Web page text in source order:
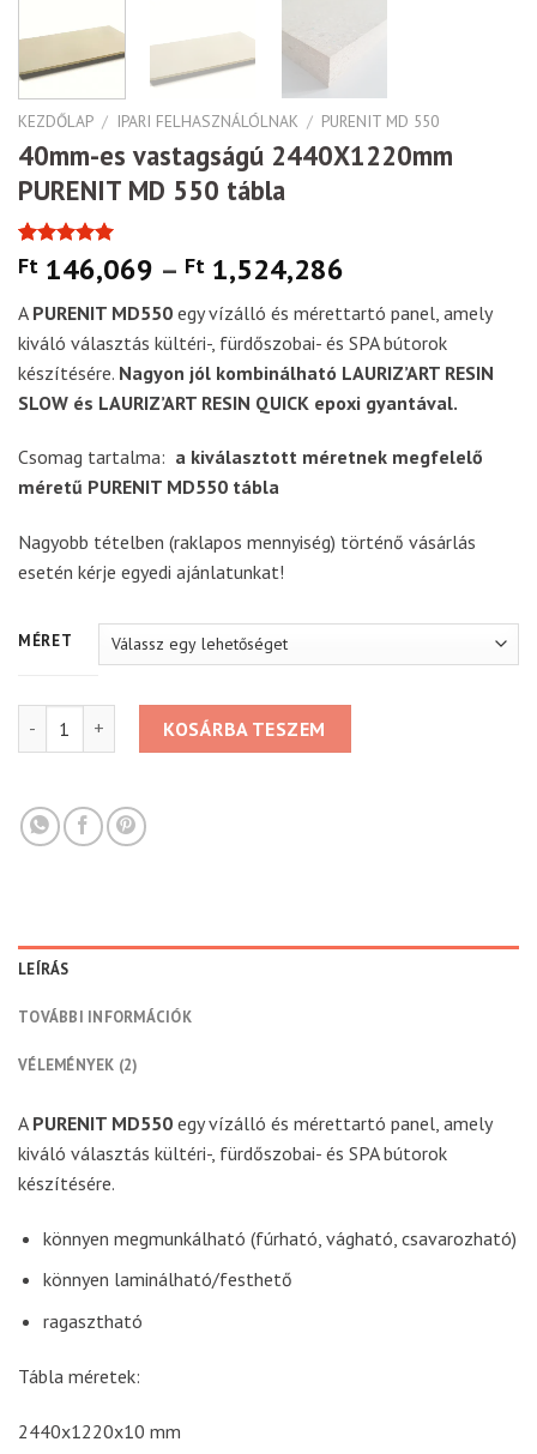
KEZDŐLAP / IPARI FELHASZNÁLÓLNAK / PURENIT MD 550
40mm-es vastagságú 2440X1220mm
PURENIT MD 550 tábla
Értékelés
5.00az 5-
2
értékelés
alapján
Ft 146,069 – Ft 1,524,286
A PURENIT MD550 egy vízálló és mérettartó panel, amely
kiváló választás kültéri-, fürdőszobai- és SPA bútorok
készítésére. Nagyon jól kombinálható LAURIZ’ART RESIN
SLOW és LAURIZ’ART RESIN QUICK epoxi gyantával.
Csomag tartalma: a kiválasztott méretnek megfelelő
méretű PURENIT MD550 tábla
Nagyobb tételben (raklapos mennyiség) történő vásárlás
esetén kérje egyedi ajánlatunkat!
MÉRET
40mm-es vastagságú 2440X1220mm PURENIT MD 550 tábla
KOSÁRBA TESZEM
LEÍRÁS
TOVÁBBI INFORMÁCIÓK
VÉLEMÉNYEK (2)
A PURENIT MD550 egy vízálló és mérettartó panel, amely
kiváló választás kültéri-, fürdőszobai- és SPA bútorok
készítésére.
könnyen megmunkálható (fúrható, vágható, csavarozható)
könnyen laminálható/festhető
ragasztható
Tábla méretek:
2440x1220x10 mm